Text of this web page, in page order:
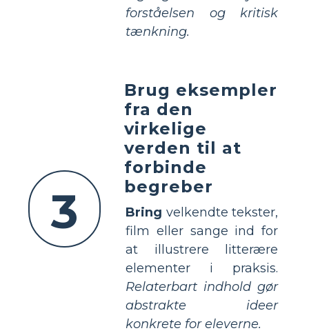
forståelsen og kritisk
tænkning.
3
Brug eksempler
fra den
virkelige
verden til at
forbinde
begreber
Bring velkendte tekster,
film eller sange ind for
at illustrere litterære
elementer i praksis.
Relaterbart indhold gør
abstrakte ideer
konkrete for eleverne.